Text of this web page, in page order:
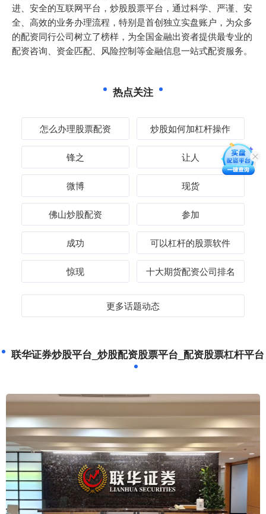
进、安全的互联网平台，炒股股票平台，通过科学、严谨、安
全、高效的业务办理流程，特别是首创独立实盘账户，为众多
的配资同行公司树立了榜样，为全国金融出资者提供最专业的
配资咨询、资金匹配、风险控制等金融信息一站式配资服务。
热点关注
怎么办理股票配资 炒股如何加杠杆操作
锋之 让人
微博 现货
佛山炒股配资 参加
成功 可以杠杆的股票软件
惊现 十大期货配资公司排名
更多话题动态
联华证券炒股平台_炒股配资股票平台_配资股票杠杆平台